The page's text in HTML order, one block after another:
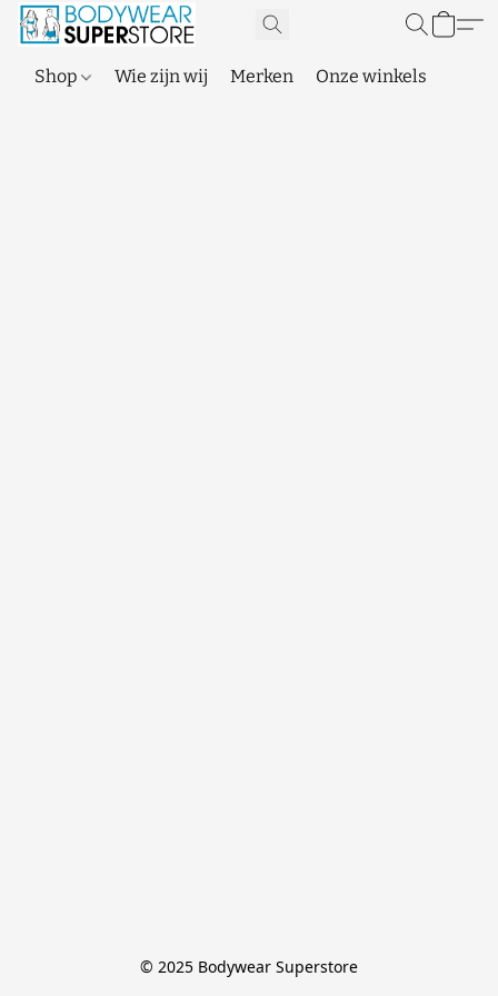
Shop Wie zijn wij Merken Onze winkels
© 2025 Bodywear Superstore